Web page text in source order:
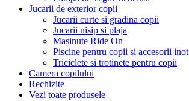
Jucarii de exterior copii
Jucarii curte si gradina copii
Jucarii nisip si plaja
Masinute Ride On
Piscine pentru copii si accesorii inot
Triciclete si trotinete pentru copii
Camera copilului
Rechizite
Vezi toate produsele